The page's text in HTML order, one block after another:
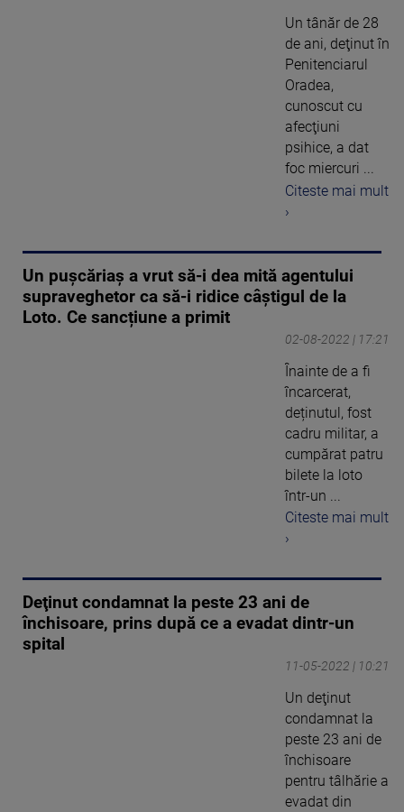
Un tânăr de 28
de ani, deţinut în
Penitenciarul
Oradea,
cunoscut cu
afecţiuni
psihice, a dat
foc miercuri ...
Citeste mai mult
›
Un pușcăriaș a vrut să-i dea mită agentului
supraveghetor ca să-i ridice câștigul de la
Loto. Ce sancțiune a primit
02-08-2022 | 17:21
Înainte de a fi
încarcerat,
deținutul, fost
cadru militar, a
cumpărat patru
bilete la loto
într-un ...
Citeste mai mult
›
Deţinut condamnat la peste 23 ani de
închisoare, prins după ce a evadat dintr-un
spital
11-05-2022 | 10:21
Un deţinut
condamnat la
peste 23 ani de
închisoare
pentru tâlhărie a
evadat din